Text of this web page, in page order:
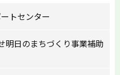
トセンター
明日のまちづくり事業補助